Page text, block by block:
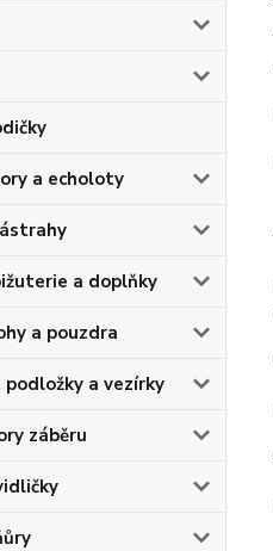
a echoloty
a doplňky
a pouzdra
podložky a vezírky
záběru